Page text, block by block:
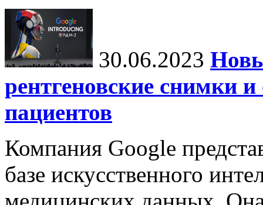
30.06.2023
рентгеновские снимки
пациентов
Компания Google
базе искусственного